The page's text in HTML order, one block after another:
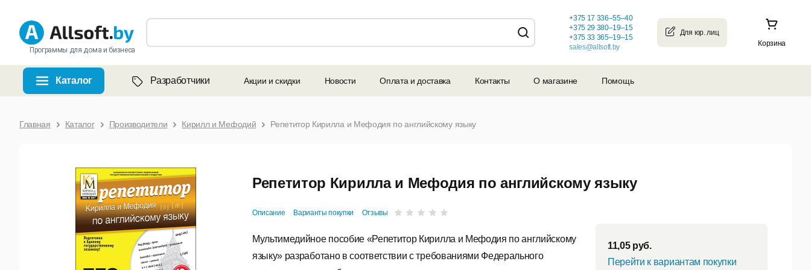
Программы для дома и бизнеса
Корзина
+375 17 336–55–40
+375 29 380–19–15
+375 33 365–19–15
sales@allsoft.by
Каталог Разработчики Акции и скидки Новости Оплата и доставка Контакты О магазине Помощь
Главная Каталог Производители Кирилл и Мефодий Репетитор Кирилла и Мефодия по английскому языку
Репетитор Кирилла и Мефодия по английскому языку
Описание Варианты покупки Отзывы
Мультимедийное пособие «Репетитор Кирилла и Мефодия по английскому
языку» разработано в соответствии с требованиями Федерального
11,05руб.
Перейти к вариантам покупки